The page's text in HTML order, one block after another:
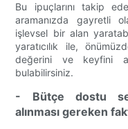
Bu ipuçlarını takip
aramanızda gayretli
işlevsel bir alan
yaratıcılık ile,
değerini ve keyfini
bulabilirsiniz.
- Bütçe dostu
alınması gereken